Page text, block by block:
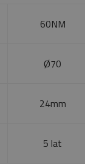
60NM
Ø70
24mm
5 lat